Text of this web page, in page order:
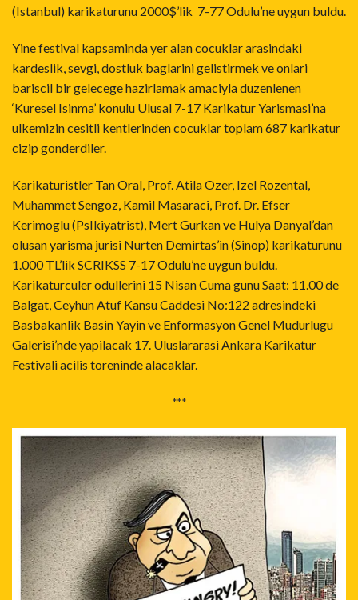
(Istanbul) karikaturunu 2000$’lik 7-77 Odulu’ne uygun buldu.
Yine festival kapsaminda yer alan cocuklar arasindaki
kardeslik, sevgi, dostluk baglarini gelistirmek ve onlari
bariscil bir gelecege hazirlamak amaciyla duzenlenen
‘Kuresel Isinma’ konulu Ulusal 7-17 Karikatur Yarismasi’na
ulkemizin cesitli kentlerinden cocuklar toplam 687 karikatur
cizip gonderdiler.
Karikaturistler Tan Oral, Prof. Atila Ozer, Izel Rozental,
Muhammet Sengoz, Kamil Masaraci, Prof. Dr. Efser
Kerimoglu (PsIkiyatrist), Mert Gurkan ve Hulya Danyal’dan
olusan yarisma jurisi Nurten Demirtas’in (Sinop) karikaturunu
1.000 TL’lik SCRIKSS 7-17 Odulu’ne uygun buldu.
Karikaturculer odullerini 15 Nisan Cuma gunu Saat: 11.00 de
Balgat, Ceyhun Atuf Kansu Caddesi No:122 adresindeki
Basbakanlik Basin Yayin ve Enformasyon Genel Mudurlugu
Galerisi’nde yapilacak 17. Uluslararasi Ankara Karikatur
Festivali acilis toreninde alacaklar.
***